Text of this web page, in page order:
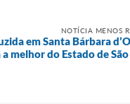
NOTÍCIA MENOS
em Santa Bárbara
melhor do Estado de